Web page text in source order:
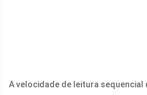
A velocidade de leitura sequencial